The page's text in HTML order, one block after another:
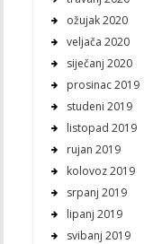
ožujak 2020
veljača 2020
siječanj 2020
prosinac 2019
studeni 2019
listopad 2019
rujan 2019
kolovoz 2019
srpanj 2019
lipanj 2019
svibanj 2019